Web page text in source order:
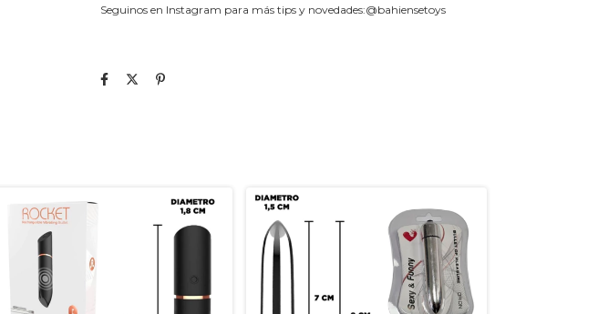
Seguinos en Instagram para más tips y novedades:@bahiensetoys